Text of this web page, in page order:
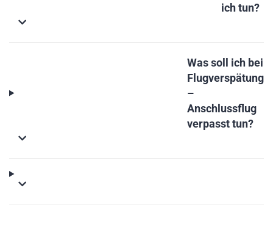
ich tun?
Was soll ich bei
Flugverspätung
–
Anschlussflug
verpasst tun?